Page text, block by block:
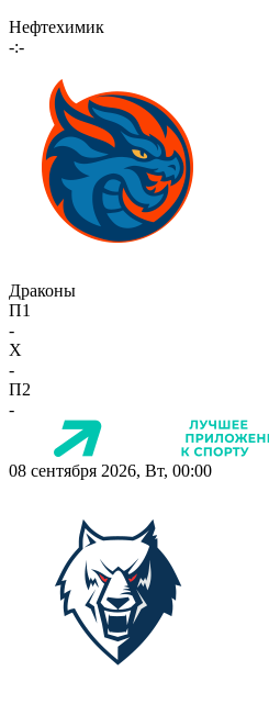
Нефтехимик
-:-
Драконы
П1
-
X
-
П2
-
08 сентября 2026, Вт, 00:00